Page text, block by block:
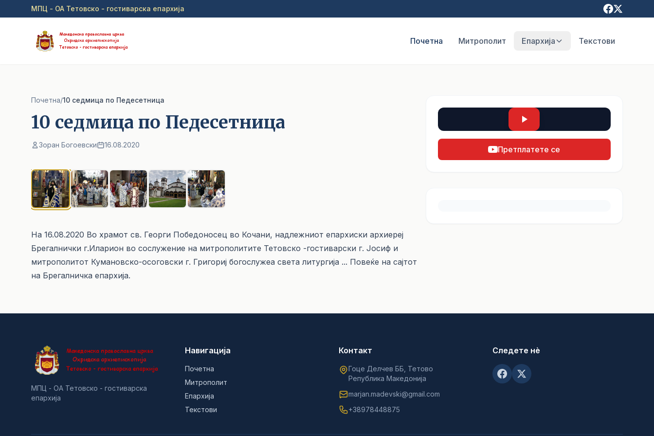
Прејди на главна содржина
МПЦ - ОА Тетовско - гостиварска епархија
Почетна Митрополит Епархија Текстови
Почетна/10 седмица по Педесетница
10 седмица по Педесетница
Зоран Богоевски 16.08.2020
На 16.08.2020 Во храмот св. Георги Победоносец во Кочани, надлежниот епархиски архиереј
Брегалнички г.Иларион во сослужение на митрополитите Тетовско -гостиварски г. Јосиф и
митрополитот Кумановско-осоговски г. Григориј богослужеа света литургија ... Повеќе на сајтот
на Брегалничка епархија.
Претплатете се
МПЦ - ОА Тетовско - гостиварска
епархија
Навигација
Почетна
Митрополит
Епархија
Текстови
Контакт
Гоце Делчев ББ, Тетово
Република Македонија
marjan.madevski@gmail.com
+38978448875
Следете нè